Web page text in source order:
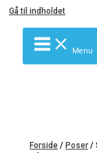
Gå til indholdet
Menu
Forside / Poser /